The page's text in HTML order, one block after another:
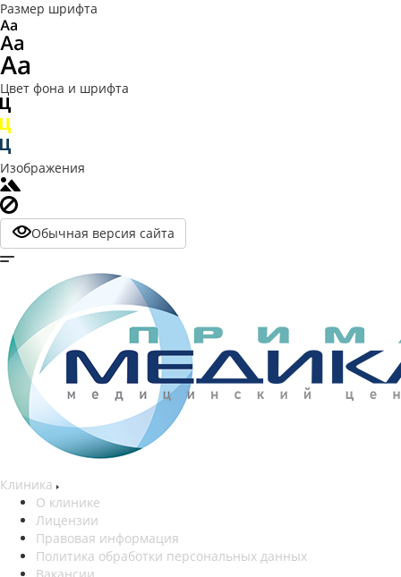
Размер шрифта
Цвет фона и шрифта
Изображения
Обычная версия сайта
Клиника
О клинике
Лицензии
Правовая информация
Политика обработки персональных данных